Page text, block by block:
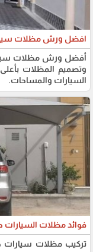
افضل ورش مظلات
أفضل ورش مظلات
وتصميم المظلات
السيارات والمساحات.
فوائد مظلات السيارات
تركيب مظلات سيارات